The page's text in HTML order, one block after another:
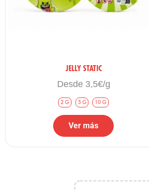
“Huele fenomenal, nada de olores a
“Un Ice-O-Lator muy limpio. El color ocre
Si quieres otra
JELLY STATIC
Desde 3,5€/g
2 G 5 G 10 G
Ver más